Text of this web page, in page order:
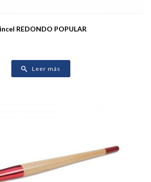
REDONDO POPULAR
Leer más